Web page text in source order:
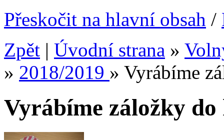
Přeskočit na hlavní obsah /
Zpět | Úvodní strana »
» 2018/2019 » Vyrábíme
Vyrábíme záložky